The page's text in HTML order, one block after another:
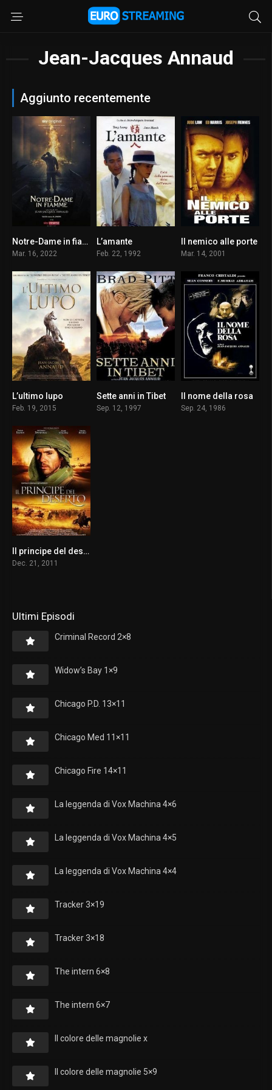
Jean-Jacques Annaud
Aggiunto recentemente
6.6Notre-Dame in fiamme
Mar. 16, 2022
L’amante
Feb. 22, 1992
7.6
Il nemico alle porte
Mar. 14, 2001
L’ultimo lupo
Feb. 19, 2015
7.0
Sette anni in Tibet
Sep. 12, 1997
7.8
Il nome della rosa
Sep. 24, 1986
6.7Il principe del deserto
Dec. 21, 2011
Ultimi Episodi
Criminal Record 2×8
Widow’s Bay 1×9
Chicago P.D. 13×11
Chicago Med 11×11
Chicago Fire 14×11
La leggenda di Vox Machina 4×6
La leggenda di Vox Machina 4×5
La leggenda di Vox Machina 4×4
Tracker 3×19
Tracker 3×18
The intern 6×8
The intern 6×7
Il colore delle magnolie x
Il colore delle magnolie 5×9